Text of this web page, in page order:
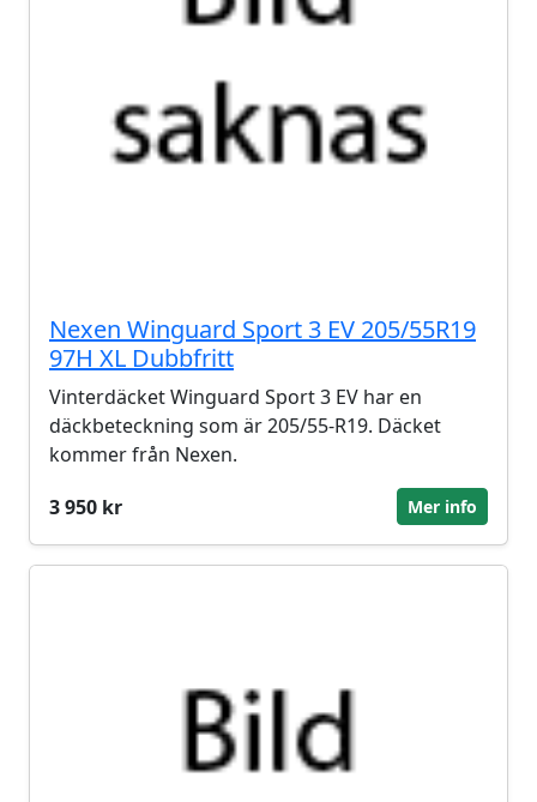
Nexen Winguard Sport 3 EV 205/55R19
97H XL Dubbfritt
Vinterdäcket Winguard Sport 3 EV har en
däckbeteckning som är 205/55-R19. Däcket
kommer från Nexen.
3 950 kr
Mer info